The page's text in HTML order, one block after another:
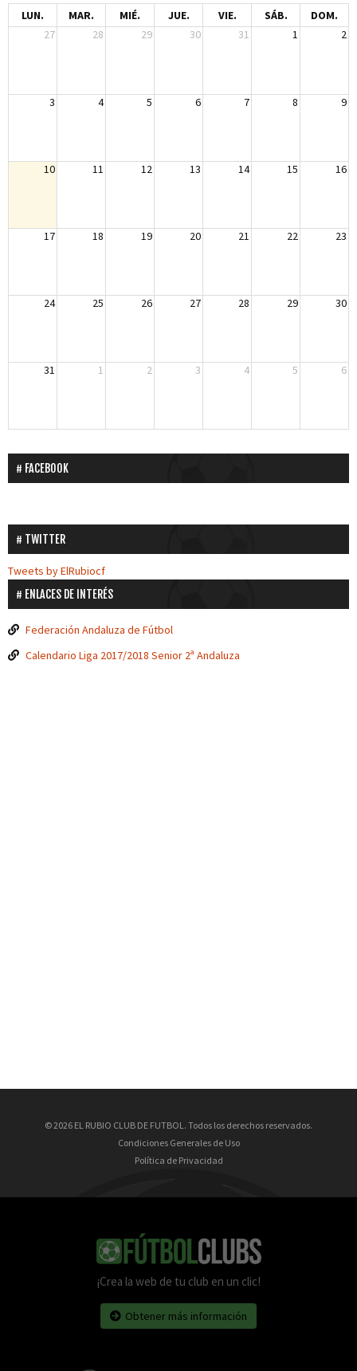
LUN. MAR. MIÉ. JUE. VIE. SÁB.
DOM.
27
28 29 30 31 1 2
3 4 5 6 7 8 9
10 11 12 13 14 15 16
17 18 19 20 21 22 23
24 25 26 27 28 29 30
31 1 2 3 4 5 6
FACEBOOK
TWITTER
Tweets by ElRubiocf
ENLACES DE INTERÉS
Federación Andaluza de Fútbol
Calendario Liga 2017/2018 Senior 2ª Andaluza
© 2026 EL RUBIO CLUB DE FUTBOL. Todos los derechos reservados.
Condiciones Generales de Uso
Política de Privacidad
¡Crea la web de tu club en un clic!
Obtener más información